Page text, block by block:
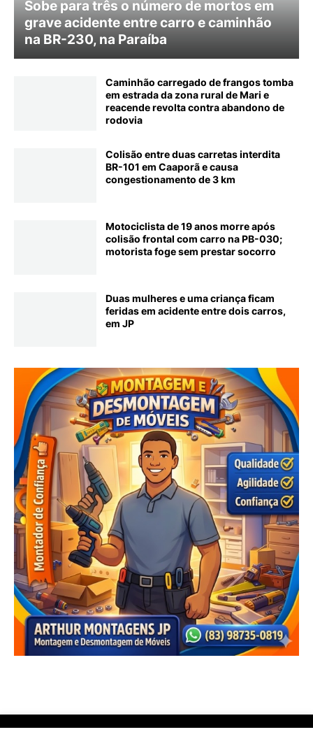
Sobe para três o número de mortos em
grave acidente entre carro e caminhão
na BR-230, na Paraíba
Caminhão carregado de frangos tomba
em estrada da zona rural de Mari e
reacende revolta contra abandono de
rodovia
Colisão entre duas carretas interdita
BR-101 em Caaporã e causa
congestionamento de 3 km
Motociclista de 19 anos morre após
colisão frontal com carro na PB-030;
motorista foge sem prestar socorro
Duas mulheres e uma criança ficam
feridas em acidente entre dois carros,
em JP